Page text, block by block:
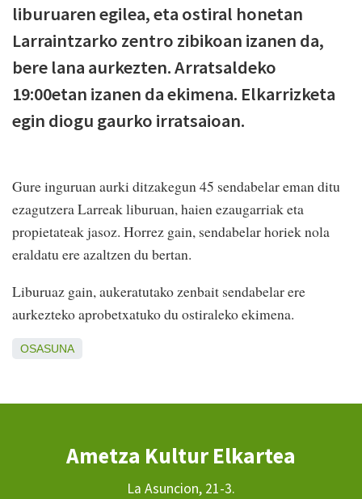
liburuaren egilea, eta ostiral honetan
Larraintzarko zentro zibikoan izanen da,
bere lana aurkezten. Arratsaldeko
19:00etan izanen da ekimena. Elkarrizketa
egin diogu gaurko irratsaioan.
Gure inguruan aurki ditzakegun 45 sendabelar eman ditu
ezagutzera Larreak liburuan, haien ezaugarriak eta
propietateak jasoz. Horrez gain, sendabelar horiek nola
eraldatu ere azaltzen du bertan.
Liburuaz gain, aukeratutako zenbait sendabelar ere
aurkezteko aprobetxatuko du ostiraleko ekimena.
OSASUNA
Ametza Kultur Elkartea
La Asuncion, 21-3.